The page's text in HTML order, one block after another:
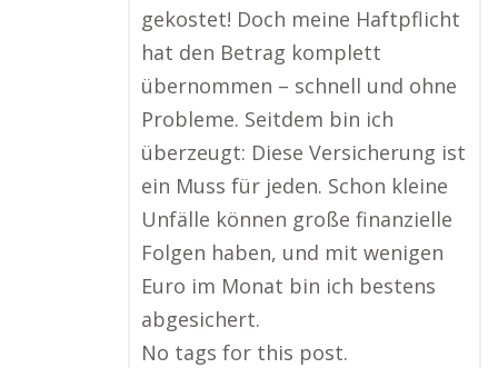
gekostet! Doch meine Haftpflicht
hat den Betrag komplett
übernommen – schnell und ohne
Probleme. Seitdem bin ich
überzeugt: Diese Versicherung ist
ein Muss für jeden. Schon kleine
Unfälle können große finanzielle
Folgen haben, und mit wenigen
Euro im Monat bin ich bestens
abgesichert.
No tags for this post.